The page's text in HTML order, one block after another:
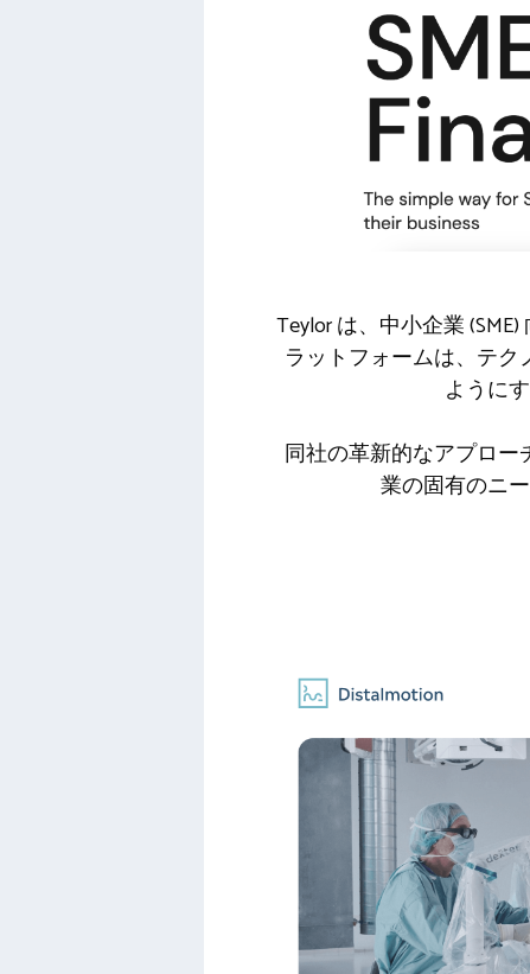
Teylor は、中小企業
ラットフォームは、テ
ように
同社の革新的なアプロ
業の固有のニ